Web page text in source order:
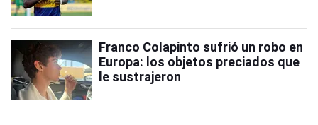
Franco Colapinto sufrió un robo en
Europa: los objetos preciados que
le sustrajeron